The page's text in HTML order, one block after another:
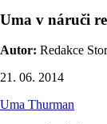
Uma v náruči
Autor: Redakce
21. 06. 2014
Uma Thurman